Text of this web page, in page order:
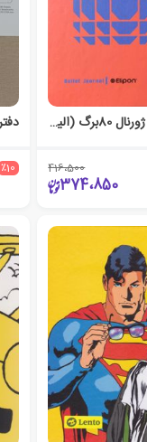
دفتر بولت ژورنال 80برگ (الیپون) - نارنجی
416،500
374،850
٪10